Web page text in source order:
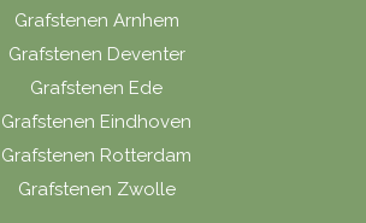
Grafstenen Arnhem
Grafstenen Deventer
Grafstenen Ede
Grafstenen Eindhoven
Grafstenen Rotterdam
Grafstenen Zwolle